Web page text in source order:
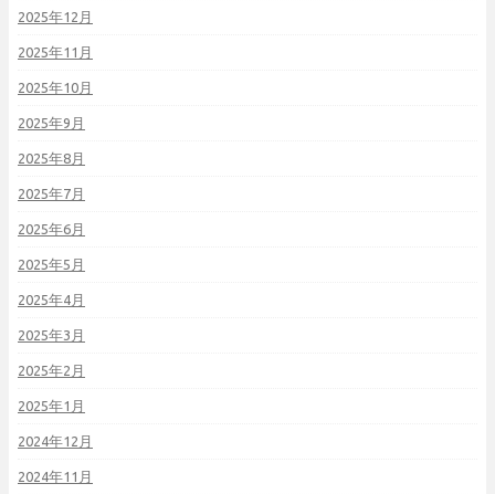
2025年12月
2025年11月
2025年10月
2025年9月
2025年8月
2025年7月
2025年6月
2025年5月
2025年4月
2025年3月
2025年2月
2025年1月
2024年12月
2024年11月